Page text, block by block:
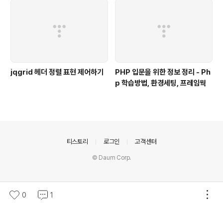
jqgrid 헤더 정렬 표현 제어하기
PHP 입문을 위한 정보 정리 - Ph
p 학습방법, 환경세팅, 프레임웍
0 1
티스토리 로그인 고객센터
© Daum Corp.